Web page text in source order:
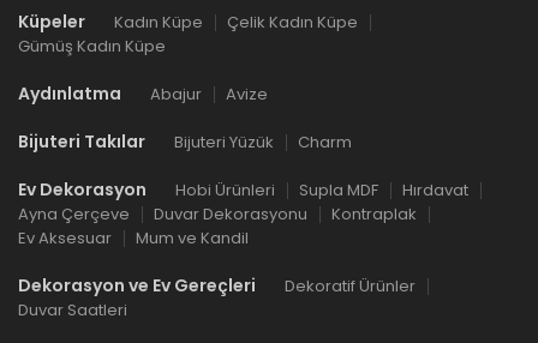
Küpeler Kadın Küpe
Çelik Kadın Küpe
Gümüş Kadın Küpe
Aydınlatma Abajur Avize
Bijuteri Takılar Bijuteri Yüzük Charm
Ev Dekorasyon Hobi Ürünleri Supla MDF
Hırdavat
Ayna Çerçeve
Duvar Dekorasyonu
Kontraplak
Ev Aksesuar
Mum ve Kandil
Dekorasyon ve Ev Gereçleri
Dekoratif Ürünler
Duvar Saatleri